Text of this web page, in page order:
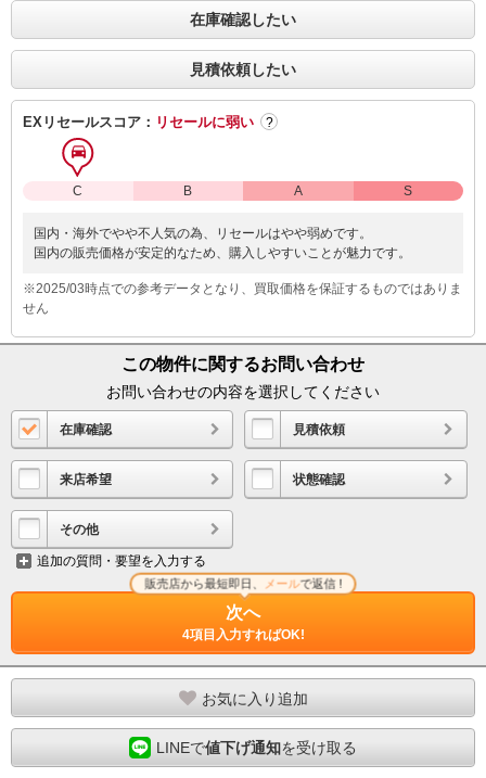
在庫確認したい
見積依頼したい
EXリセールスコア： リセールに弱い ?
C B A S
国内・海外でやや不人気の為、リセールはやや弱めです。
国内の販売価格が安定的なため、購入しやすいことが魅力です。
※2025/03時点での参考データとなり、買取価格を保証するものではありま
せん
この物件に関するお問い合わせ
お問い合わせの内容を選択してください
在庫確認 見積依頼
来店希望 状態確認
その他
追加の質問・要望を入力する
次へ
4項目入力すればOK!
販売店から最短即日、メールで返信 !
お気に入り追加
LINEで値下げ通知を受け取る